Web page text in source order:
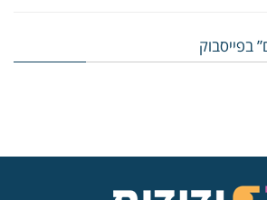
בפייסבוק